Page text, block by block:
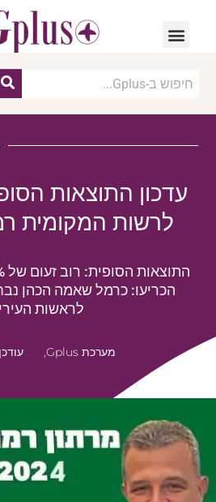
עדכון התוצאות
לרשות המקומית רמת
הכריעו: כרמל שאמה הכהן
לראשות
מערכת Gplus, עודכן: